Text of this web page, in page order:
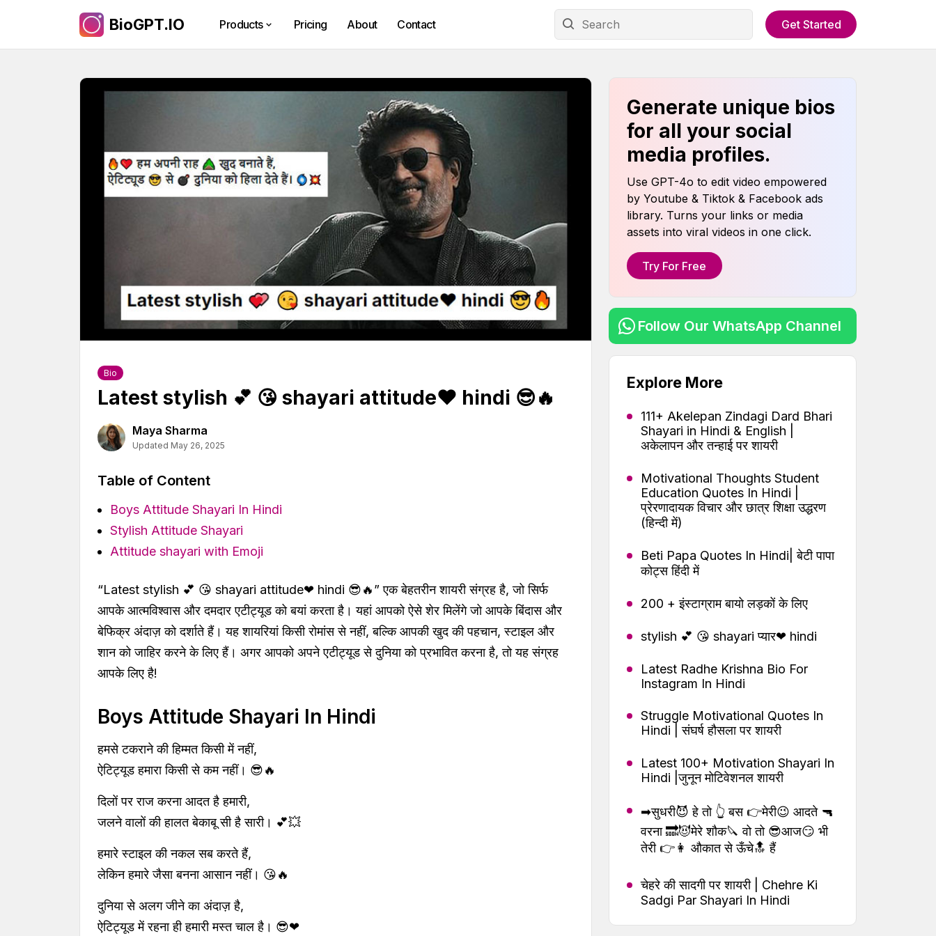
BioGPT.IO Products Pricing About Contact Get Started
Bio
Latest stylish 💕 😘 shayari attitude❤ hindi 😎🔥
Maya Sharma
Updated May 26, 2025
Table of Content
Boys Attitude Shayari In Hindi
Stylish Attitude Shayari
Attitude shayari with Emoji
“Latest stylish 💕 😘 shayari attitude❤ hindi 😎🔥” एक बेहतरीन शायरी संग्रह है, जो सिर्फ
आपके आत्मविश्वास और दमदार एटीट्यूड को बयां करता है। यहां आपको ऐसे शेर मिलेंगे जो आपके बिंदास और
बेफिक्र अंदाज़ को दर्शाते हैं। यह शायरियां किसी रोमांस से नहीं, बल्कि आपकी खुद की पहचान, स्टाइल और
शान को जाहिर करने के लिए हैं। अगर आपको अपने एटीट्यूड से दुनिया को प्रभावित करना है, तो यह संग्रह
आपके लिए है!
Boys Attitude Shayari In Hindi
हमसे टकराने की हिम्मत किसी में नहीं,
ऐटिट्यूड हमारा किसी से कम नहीं। 😎🔥
दिलों पर राज करना आदत है हमारी,
जलने वालों की हालत बेकाबू सी है सारी। 💕💥
हमारे स्टाइल की नकल सब करते हैं,
लेकिन हमारे जैसा बनना आसान नहीं। 😘🔥
दुनिया से अलग जीने का अंदाज़ है,
ऐटिट्यूड में रहना ही हमारी मस्त चाल है। 😎❤
Generate unique bios
for all your social
media profiles.
Use GPT-4o to edit video empowered
by Youtube & Tiktok & Facebook ads
library. Turns your links or media
assets into viral videos in one click.
Try For Free
Follow Our WhatsApp Channel
Explore More
111+ Akelepan Zindagi Dard Bhari
Shayari in Hindi & English |
अकेलापन और तन्हाई पर शायरी
Motivational Thoughts Student
Education Quotes In Hindi |
प्रेरणादायक विचार और छात्र शिक्षा उद्धरण
(हिन्दी में)
Beti Papa Quotes In Hindi| बेटी पापा
कोट्स हिंदी में
200 + इंस्टाग्राम बायो लड़कों के लिए
stylish 💕 😘 shayari प्यार❤ hindi
Latest Radhe Krishna Bio For
Instagram In Hindi
Struggle Motivational Quotes In
Hindi | संघर्ष हौसला पर शायरी
Latest 100+ Motivation Shayari In
Hindi |जुनून मोटिवेशनल शायरी
➡सुधरी😈 हे तो 👆 बस 👉मेरी😉 आदते 🔫
वरना 🔜😈मेरे शौक🔪 वो तो 😎आज😏 भी
तेरी 👉👩 औकात से ऊँचे🔝 हैं
चेहरे की सादगी पर शायरी | Chehre Ki
Sadgi Par Shayari In Hindi